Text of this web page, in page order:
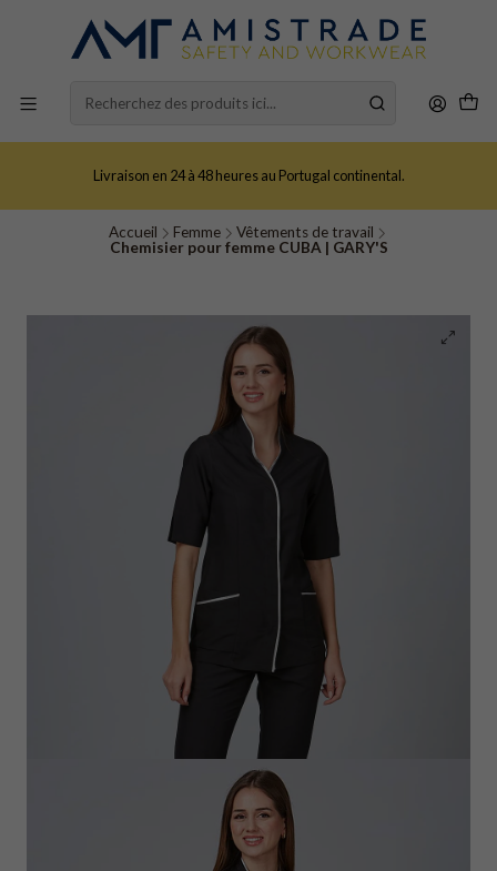
Livraison en 24 à 48 heures au Portugal continental.
Accueil Femme
Vêtements de travail
Chemisier pour femme CUBA | GARY'S